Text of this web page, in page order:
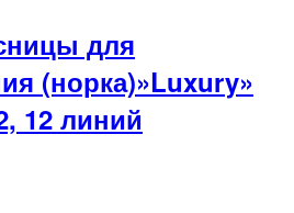
для
(норка)»Luxury»
12 линий